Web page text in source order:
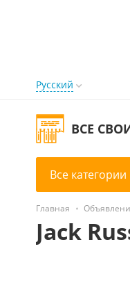
Русский
ВСЕ
Все категории
Главная
Jack